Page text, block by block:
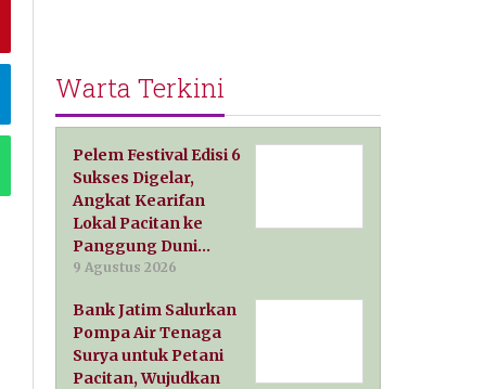
Warta Terkini
Pelem Festival Edisi 6
Sukses Digelar,
Angkat Kearifan
Lokal Pacitan ke
Panggung Duni…
9 Agustus 2026
Bank Jatim Salurkan
Pompa Air Tenaga
Surya untuk Petani
Pacitan, Wujudkan